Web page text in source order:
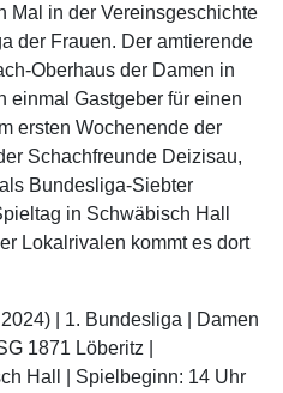
Mal in der Vereinsgeschichte
der Frauen. Der amtierende
Oberhaus der Damen in
einmal Gastgeber für einen
ersten Wochenende der
Schachfreunde Deizisau,
Bundesliga-Siebter
in Schwäbisch Hall
Lokalrivalen kommt es dort
| 1. Bundesliga | Damen
1871 Löberitz |
Hall | Spielbeginn: 14 Uhr